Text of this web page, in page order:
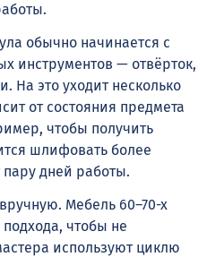
обычно начинается с
инструментов — отвёрток,
На это уходит несколько
от состояния предмета
чтобы получить
шлифовать более
пару дней работы.
Мебель 60–70-х
подхода, чтобы не
используют циклю